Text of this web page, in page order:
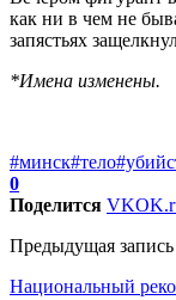
как ни в чем не
запястьях
*Имена изменены.
#минск#тело
0
Поделится VK
Предыдущая запись
Национальный